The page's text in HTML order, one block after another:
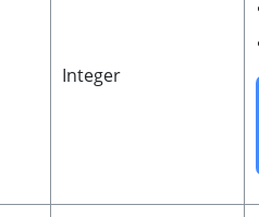
Integer